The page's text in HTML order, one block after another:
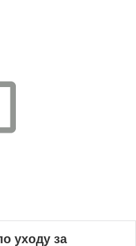
уходу за